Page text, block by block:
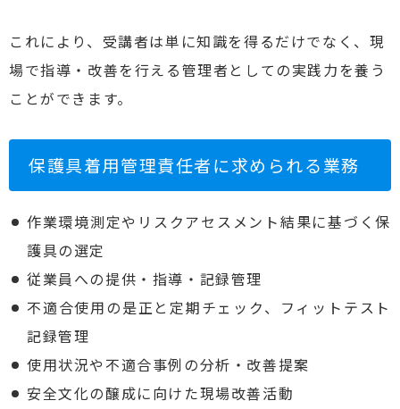
これにより、受講者は単に知識を得るだけでなく、現
場で指導・改善を行える管理者としての実践力を養う
ことができます。
保護具着用管理責任者に求められる業務
作業環境測定やリスクアセスメント結果に基づく保
護具の選定
従業員への提供・指導・記録管理
不適合使用の是正と定期チェック、フィットテスト
記録管理
使用状況や不適合事例の分析・改善提案
安全文化の醸成に向けた現場改善活動